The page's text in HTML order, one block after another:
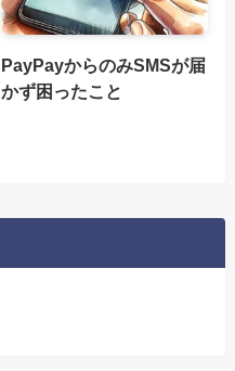
PayPayからのみSMSが届
かず困ったこと